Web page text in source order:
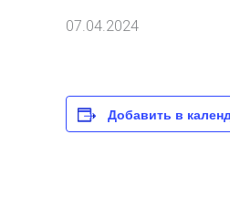
07.04.2024
Добавить в